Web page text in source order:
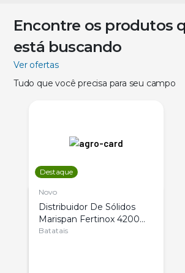
Encontre os produtos
está buscando
Ver ofertas
Tudo que você precisa para seu campo
Destaque
Novo
Distribuidor De Sólidos
Marispan Fertinox 4200
Citrus
Batatais